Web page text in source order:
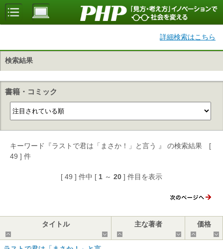
詳細検索はこちら
検索結果
書籍・コミック
キーワード『ラストで君は「まさか！」と言う 』 の検索結果 [
49 ] 件
[ 49 ] 件中 [ 1 ～ 20 ] 件目を表示
タイトル
主な著者
価格